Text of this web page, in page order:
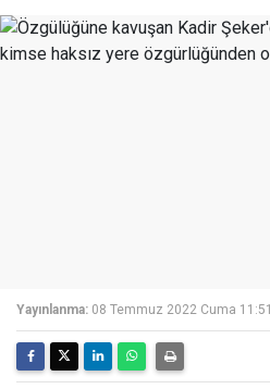
Yayınlanma: 08 Temmuz 2022 Cuma 11:51